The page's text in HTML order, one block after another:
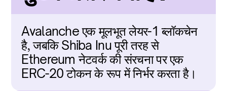
Avalanche एक मूलभूत लेयर-1 ब्लॉकचेन
है, जबकि Shiba Inu पूरी तरह से
Ethereum नेटवर्क की संरचना पर एक
ERC-20 टोकन के रूप में निर्भर करता है।